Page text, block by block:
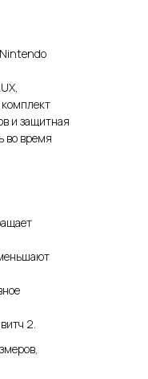
и защитная
во время
2.